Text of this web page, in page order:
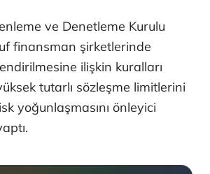
ve Denetleme Kurulu
finansman şirketlerinde
ilişkin kuralları
yüksek tutarlı sözleşme limitlerini
yoğunlaşmasını önleyici